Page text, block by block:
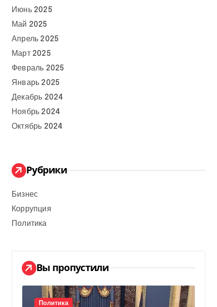
Июнь 2025
Май 2025
Апрель 2025
Март 2025
Февраль 2025
Январь 2025
Декабрь 2024
Ноябрь 2024
Октябрь 2024
Рубрики
Бизнес
Коррупция
Политика
Вы пропустили
Политика